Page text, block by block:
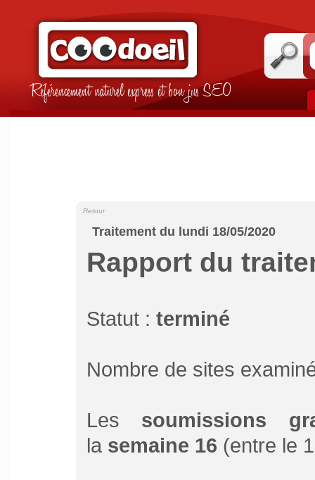
Référencement naturel express et bon jus SEO
Traitement du lundi 18/05/2020
Retour
Rapport du
Statut : terminé
Nombre de sites
Les soumissions
la semaine 16 (entre le